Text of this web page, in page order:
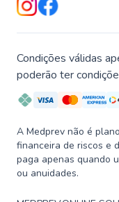
Condições válidas
poderão ter
A Medprev não é
financeira de riscos e
paga apenas quando
ou anuidades.